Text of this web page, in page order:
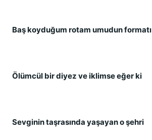
Baş koyduğum rotam umudun formatı
Ölümcül bir diyez ve iklimse eğer ki
Sevginin taşrasında yaşayan o şehri